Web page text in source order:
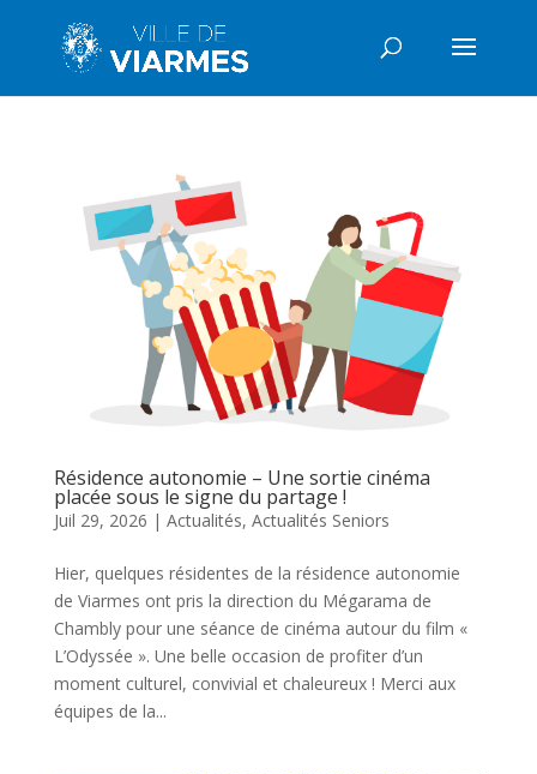
Résidence autonomie – Une sortie cinéma
placée sous le signe du partage !
Juil 29, 2026 | Actualités, Actualités Seniors
Hier, quelques résidentes de la résidence autonomie
de Viarmes ont pris la direction du Mégarama de
Chambly pour une séance de cinéma autour du film «
L’Odyssée ». Une belle occasion de profiter d’un
moment culturel, convivial et chaleureux ! Merci aux
équipes de la...